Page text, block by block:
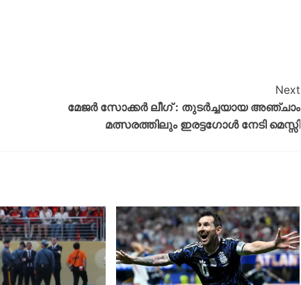
Next
മേജര്‍ സോക്കര്‍ ലീഗ് : തുടർച്ചയായ അഞ്ചാം
മത്സരത്തിലും ഇരട്ട​ഗോൾ നേടി മെസ്സി